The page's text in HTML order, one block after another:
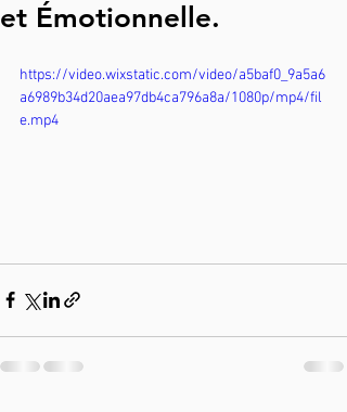
et Émotionnelle.
https://video.wixstatic.com/video/a5baf0_9a5a6
a6989b34d20aea97db4ca796a8a/1080p/mp4/fil
e.mp4